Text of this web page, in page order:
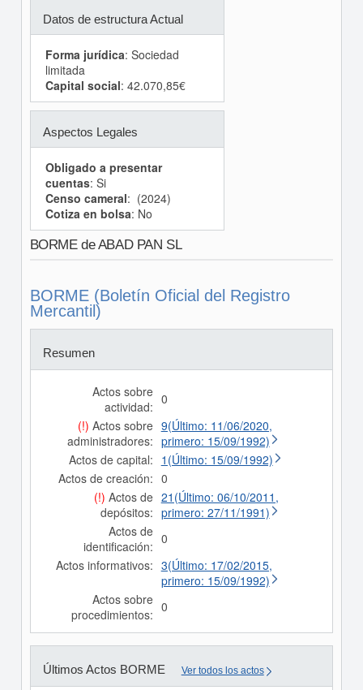
Datos de estructura Actual
Forma jurídica: Sociedad
limitada
Capital social: 42.070,85€
Aspectos Legales
Obligado a presentar
cuentas: Si
Censo cameral: (2024)
Cotiza en bolsa: No
BORME de ABAD PAN SL
BORME (Boletín Oficial del Registro
Mercantil)
Resumen
Actos sobre
actividad: 0
(!) Actos sobre
administradores:
9(Último: 11/06/2020,
primero: 15/09/1992)
Actos de capital: 1(Último: 15/09/1992)
Actos de creación: 0
(!) Actos de
depósitos:
21(Último: 06/10/2011,
primero: 27/11/1991)
Actos de
identificación: 0
Actos informativos: 3(Último: 17/02/2015,
primero: 15/09/1992)
Actos sobre
procedimientos: 0
Últimos Actos BORME Ver todos los actos